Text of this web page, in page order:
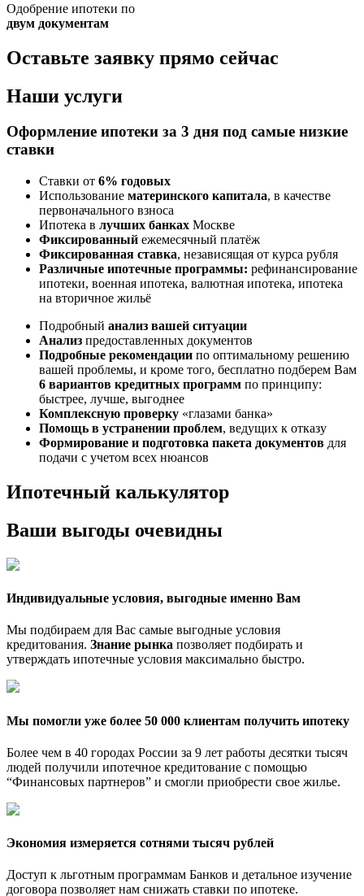
Одобрение ипотеки по
двум документам
Оставьте заявку прямо сейчас
Наши услуги
Оформление ипотеки за 3 дня под самые низкие
ставки
Ставки от 6% годовых
Использование материнского капитала, в качестве
первоначального взноса
Ипотека в лучших банках Москве
Фиксированный ежемесячный платёж
Фиксированная ставка, независящая от курса рубля
Различные ипотечные программы: рефинансирование
ипотеки, военная ипотека, валютная ипотека, ипотека
на вторичное жильё
Подробный анализ вашей ситуации
Анализ предоставленных документов
Подробные рекомендации по оптимальному решению
вашей проблемы, и кроме того, бесплатно подберем Вам
6 вариантов кредитных программ по принципу:
быстрее, лучше, выгоднее
Комплексную проверку «глазами банка»
Помощь в устранении проблем, ведущих к отказу
Формирование и подготовка пакета документов для
подачи с учетом всех нюансов
Ипотечный калькулятор
Ваши выгоды очевидны
Индивидуальные условия, выгодные именно Вам
Мы подбираем для Вас самые выгодные условия
кредитования. Знание рынка позволяет подбирать и
утверждать ипотечные условия максимально быстро.
Мы помогли уже более 50 000 клиентам получить ипотеку
Более чем в 40 городах России за 9 лет работы десятки тысяч
людей получили ипотечное кредитование с помощью
“Финансовых партнеров” и смогли приобрести свое жилье.
Экономия измеряется сотнями тысяч рублей
Доступ к льготным программам Банков и детальное изучение
договора позволяет нам снижать ставки по ипотеке.